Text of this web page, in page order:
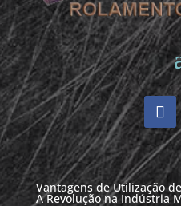
Vantagens de Utilização
A Revolução na Indústria